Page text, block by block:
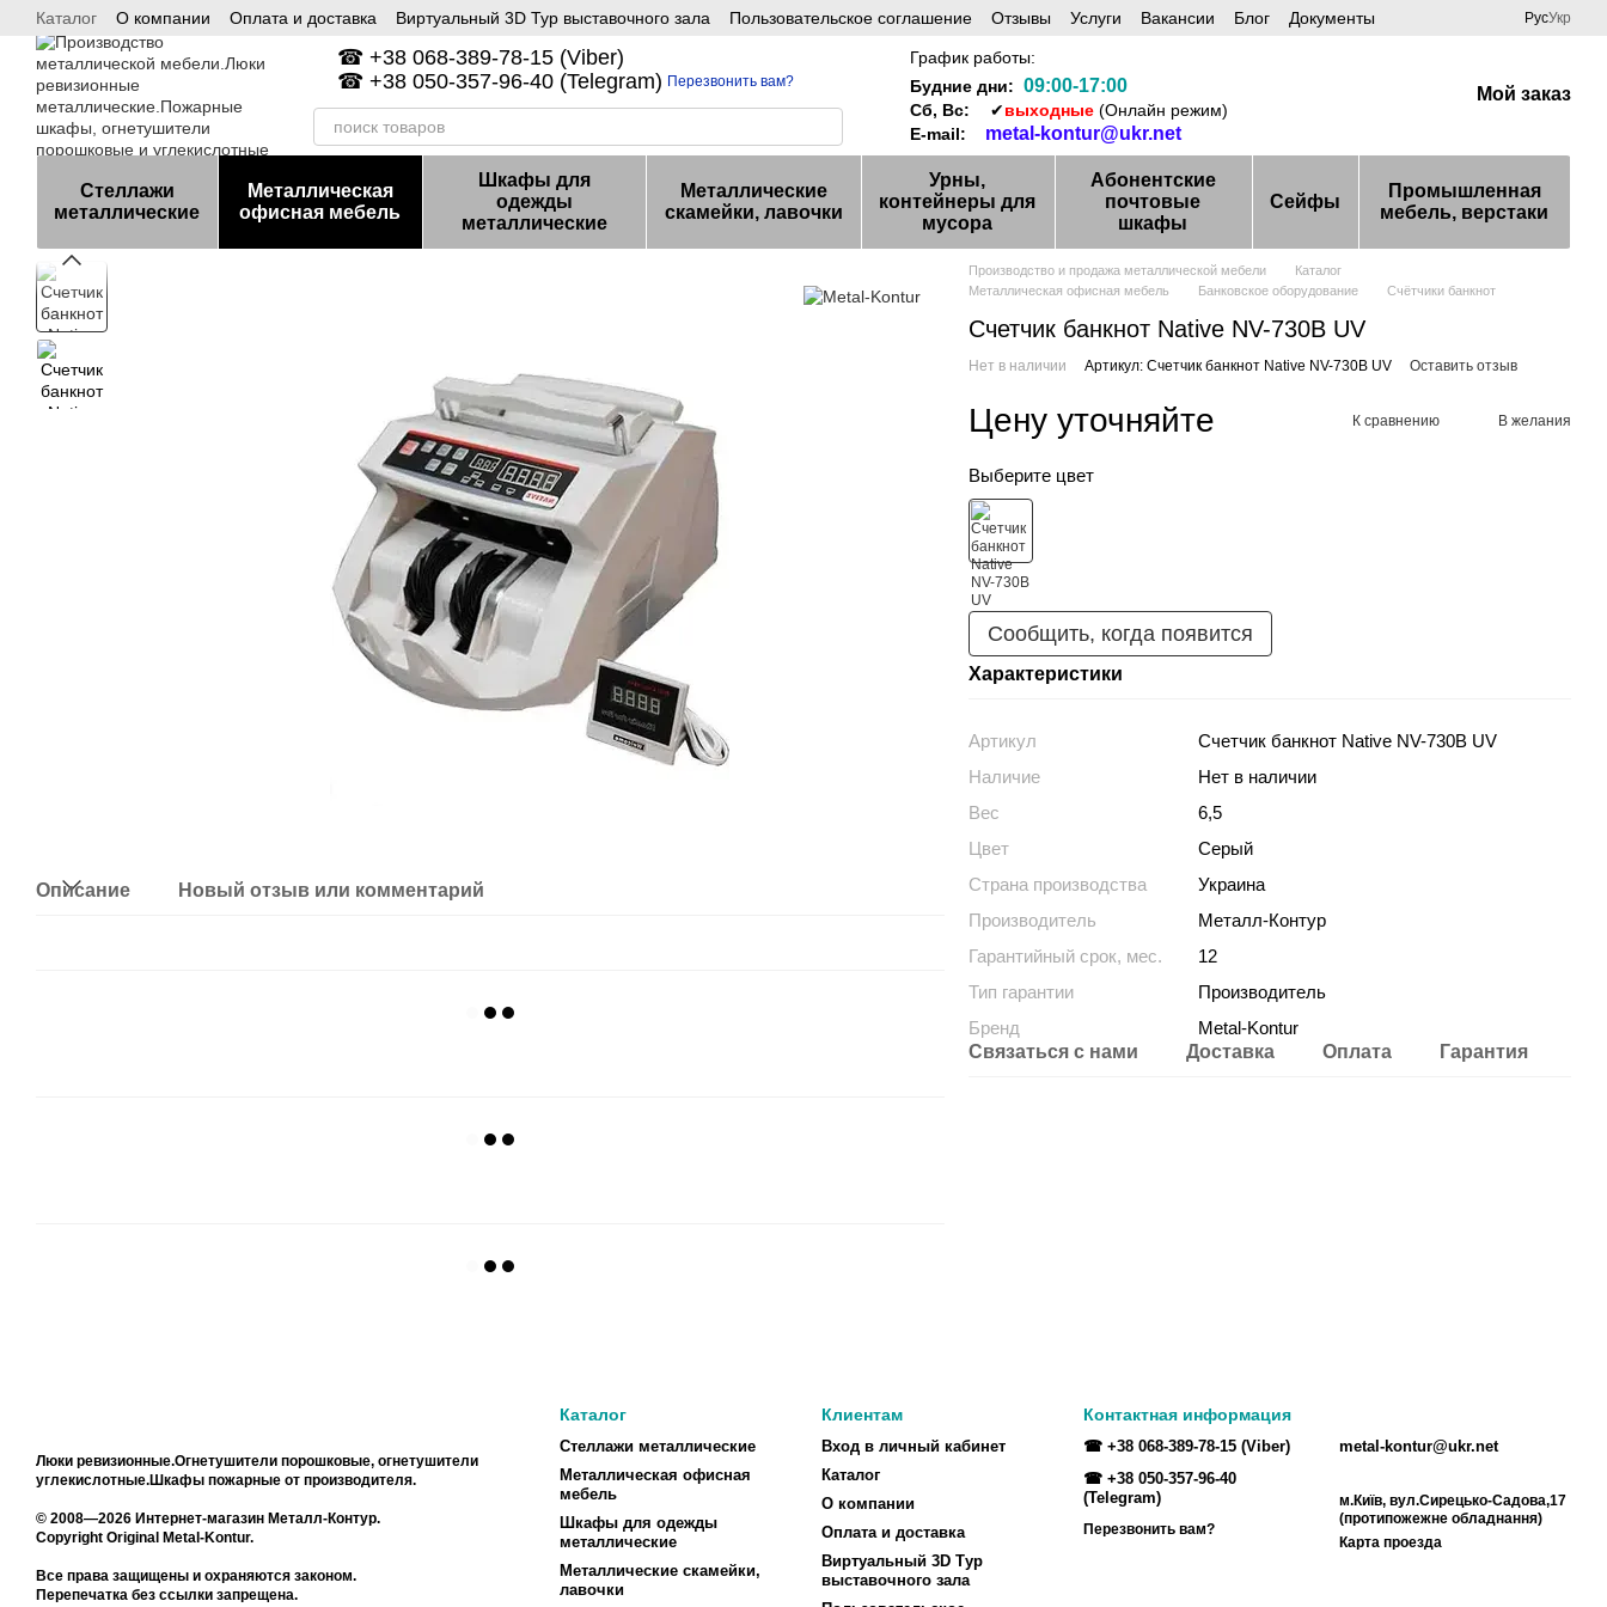
Перейти к основному контенту
Каталог О компании Оплата и доставка Виртуальный 3D Тур выставочного зала Пользовательское соглашение Отзывы Услуги Вакансии Блог
Документы
Гарантия и возврат
РусУкр
☎ +38 068-389-78-15 (Viber)
☎ +38 050-357-96-40 (Telegram) Перезвонить вам?
График работы:
Будние дни:09:00-17:00
Сб, Вс: ✔выходные (Онлайн режим)
E-mail:
metal-kontur@ukr.net
Мой заказ
Стеллажи
металлические
Металлическая
офисная мебель
Шкафы для
одежды
металлические
Металлические
скамейки, лавочки
Урны,
контейнеры для
мусора
Абонентские
почтовые
шкафы
Сейфы
Промышленная
мебель, верстаки
Описание Новый отзыв или комментарий
Производство и продажа металлической мебели
Каталог
Металлическая офисная мебель
Банковское оборудование Счётчики банкнот
Счетчик банкнот Native NV-730B UV
Нет в наличии Артикул: Счетчик банкнот Native NV-730B UV Оставить отзыв
Цену уточняйте К сравнению В желания
Выберите цвет
Сообщить, когда появится
Характеристики
Артикул
Счетчик банкнот Native NV-730B UV
Наличие
Нет в наличии
Вес
6,5
Цвет
Серый
Страна производства
Украина
Производитель
Металл-Контур
Гарантийный срок, мес.
12
Тип гарантии
Производитель
Бренд
Metal-Kontur
Связаться с нами
Доставка Оплата Гарантия
Люки ревизионные.Огнетушители порошковые, огнетушители
углекислотные.Шкафы пожарные от производителя.
© 2008—2026 Интернет-магазин Металл-Контур.
Copyright Original Metal-Kontur.
Все права защищены и охраняются законом.
Перепечатка без ссылки запрещена.
Каталог
Стеллажи металлические
Металлическая офисная
мебель
Шкафы для одежды
металлические
Металлические скамейки,
лавочки
Клиентам
Вход в личный кабинет
Каталог
О компании
Оплата и доставка
Виртуальный 3D Тур
выставочного зала
Контактная информация
☎ +38 068-389-78-15 (Viber)
☎ +38 050-357-96-40
(Telegram)
Перезвонить вам?
metal-kontur@ukr.net
м.Київ, вул.Сирецько-Садова,17
(протипожежне обладнання)
Карта проезда